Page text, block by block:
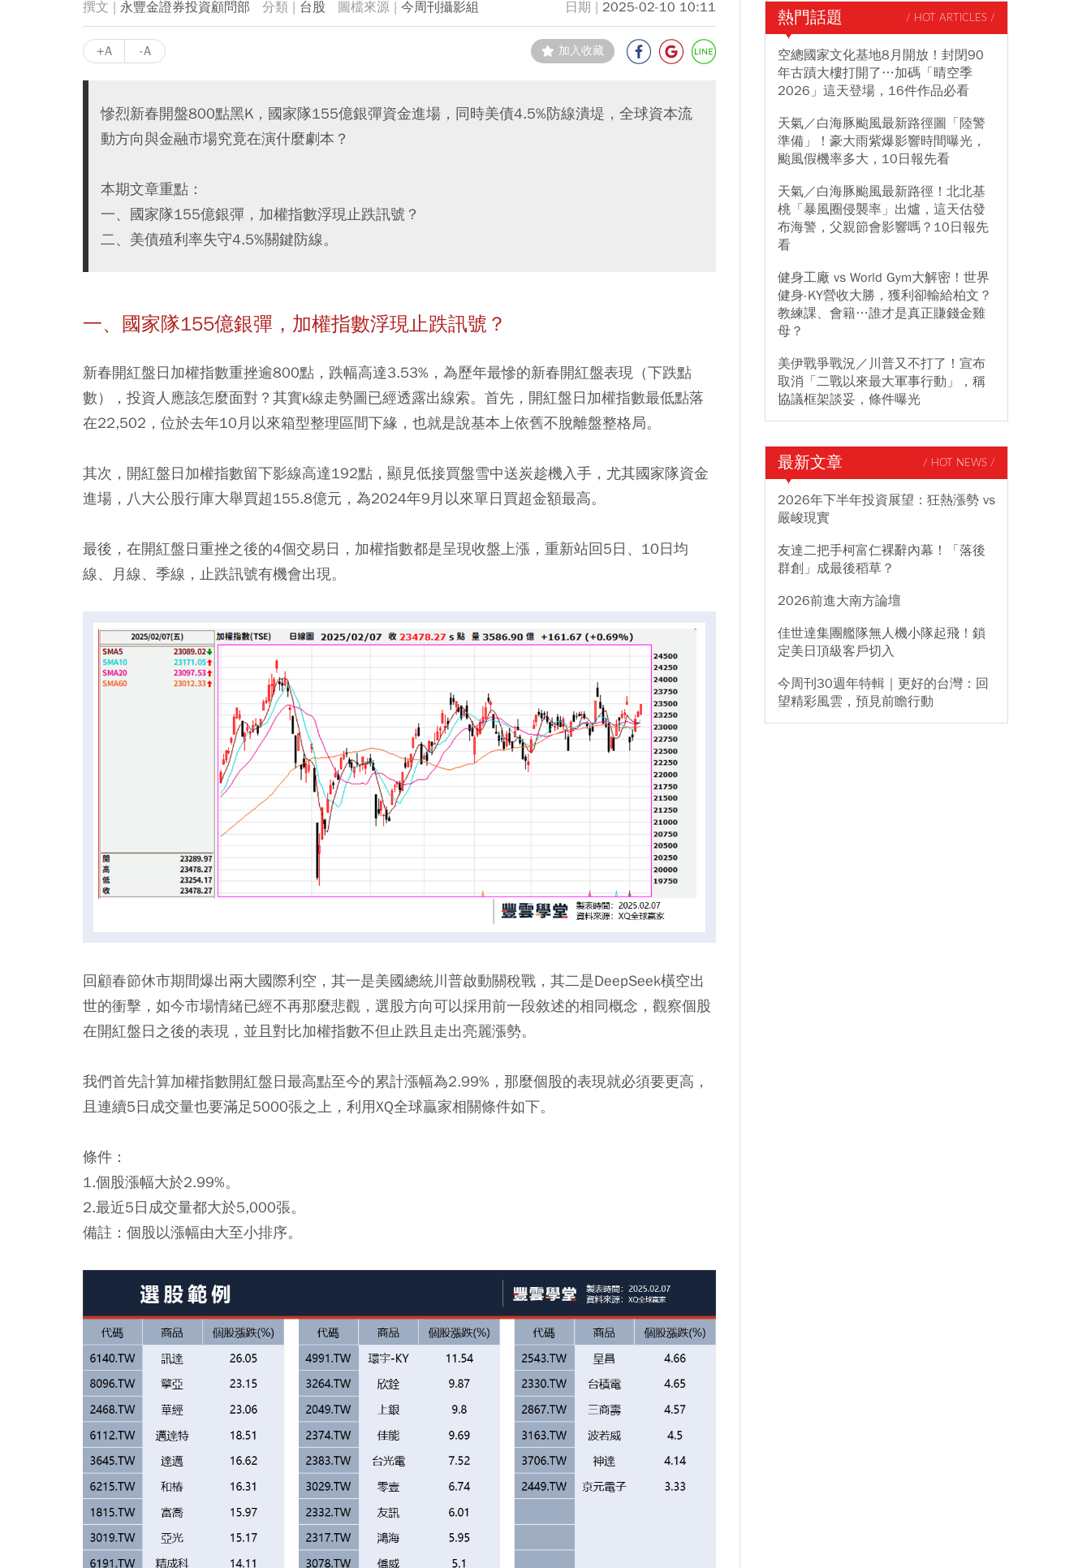
永豐金證券投資顧問部 台股 今周刊攝影組 2025-02-10 10:11
+A -A 加入收藏
慘烈新春開盤800點黑K，國家隊155億銀彈資金進場，同時美債4.5%防線潰堤，全球資本流
動方向與金融市場究竟在演什麼劇本？
本期文章重點：
一、國家隊155億銀彈，加權指數浮現止跌訊號？
二、美債殖利率失守4.5%關鍵防線。
一、國家隊155億銀彈，加權指數浮現止跌訊號？
新春開紅盤日加權指數重挫逾800點，跌幅高達3.53%，為歷年最慘的新春開紅盤表現（下跌點
數），投資人應該怎麼面對？其實k線走勢圖已經透露出線索。首先，開紅盤日加權指數最低點落
在22,502，位於去年10月以來箱型整理區間下緣，也就是說基本上依舊不脫離盤整格局。
其次，開紅盤日加權指數留下影線高達192點，顯見低接買盤雪中送炭趁機入手，尤其國家隊資金
進場，八大公股行庫大舉買超155.8億元，為2024年9月以來單日買超金額最高。
最後，在開紅盤日重挫之後的4個交易日，加權指數都是呈現收盤上漲，重新站回5日、10日均
線、月線、季線，止跌訊號有機會出現。
回顧春節休市期間爆出兩大國際利空，其一是美國總統川普啟動關稅戰，其二是DeepSeek橫空出
世的衝擊，如今市場情緒已經不再那麼悲觀，選股方向可以採用前一段敘述的相同概念，觀察個股
在開紅盤日之後的表現，並且對比加權指數不但止跌且走出亮麗漲勢。
我們首先計算加權指數開紅盤日最高點至今的累計漲幅為2.99%，那麼個股的表現就必須要更高，
且連續5日成交量也要滿足5000張之上，利用XQ全球贏家相關條件如下。
條件：
1.個股漲幅大於2.99%。
2.最近5日成交量都大於5,000張。
備註：個股以漲幅由大至小排序。
熱門話題 / HOT ARTICLES /
空總國家文化基地8月開放！封閉90
年古蹟大樓打開了…加碼「晴空季
2026」這天登場，16件作品必看
天氣／白海豚颱風最新路徑圖「陸警
準備」！豪大雨紫爆影響時間曝光，
颱風假機率多大，10日報先看
天氣／白海豚颱風最新路徑！北北基
桃「暴風圈侵襲率」出爐，這天估發
布海警，父親節會影響嗎？10日報先
看
健身工廠 vs World Gym大解密！世界
健身-KY營收大勝，獲利卻輸給柏文？
教練課、會籍…誰才是真正賺錢金雞
母？
美伊戰爭戰況／川普又不打了！宣布
取消「二戰以來最大軍事行動」，稱
協議框架談妥，條件曝光
最新文章 / HOT NEWS /
2026年下半年投資展望：狂熱漲勢 vs
嚴峻現實
友達二把手柯富仁裸辭內幕！「落後
群創」成最後稻草？
2026前進大南方論壇
佳世達集團艦隊無人機小隊起飛！鎖
定美日頂級客戶切入
今周刊30週年特輯｜更好的台灣：回
望精彩風雲，預見前瞻行動